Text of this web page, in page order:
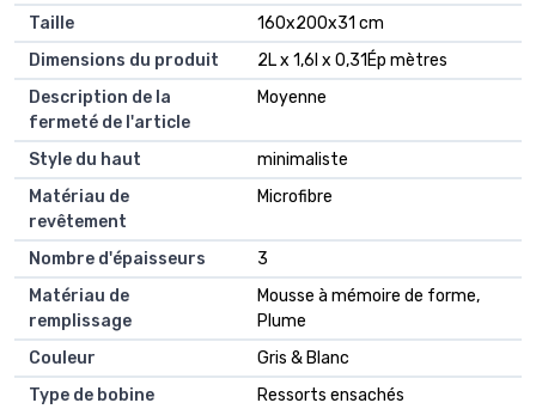
Taille
160x200x31 cm
Dimensions du produit
2L x 1,6l x 0,31Ép mètres
Description de la
fermeté de l'article
Moyenne
Style du haut
minimaliste
Matériau de
revêtement
Microfibre
Nombre d'épaisseurs
3
Matériau de
remplissage
Mousse à mémoire de forme,
Plume
Couleur
Gris & Blanc
Type de bobine
Ressorts ensachés